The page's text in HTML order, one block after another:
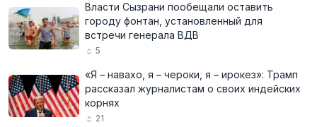
Власти Сызрани пообещали оставить
городу фонтан, установленный для
встречи генерала ВДВ
5
«Я – навахо, я – чероки, я – ирокез»: Трамп
рассказал журналистам о своих индейских
корнях
21